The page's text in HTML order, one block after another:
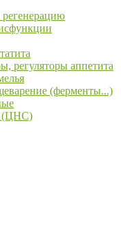
регуляторы аппетита
(ферменты...)
(ЦНС)